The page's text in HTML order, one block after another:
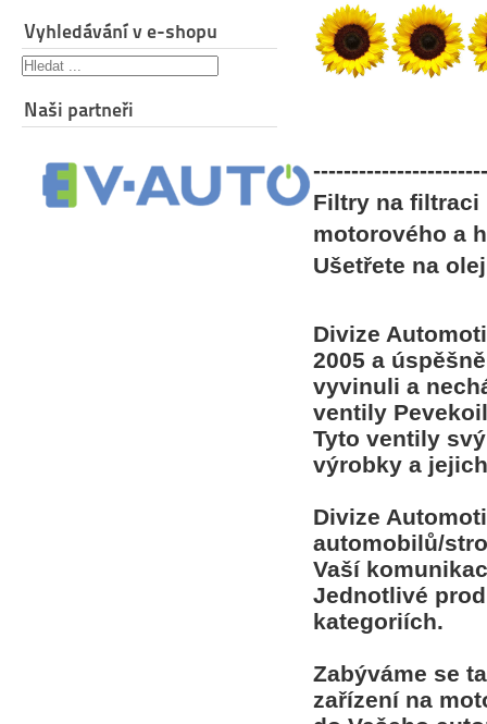
Vyhledávání v e-shopu
Naši partneři
Filtry na
motorového a
Ušetřete na
Divize
2005 a
vyvinuli a
ventily
Tyto ventily
výrobky a
Divize
automobilů/
Vaší
Jednotlivé
kategoriích.
Zabýváme se
zařízení na